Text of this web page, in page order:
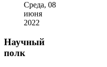
Среда, 08
июня
2022
Научный
полк